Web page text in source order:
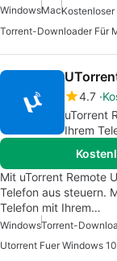
WindowsMac
Torrent-Downloader Für
4.7
uTorrent
Ihrem
Mit uTorrent Remote
Telefon aus steuern.
Telefon mit Ihrem…
WindowsTorrent-
Utorrent Fuer Windows 10